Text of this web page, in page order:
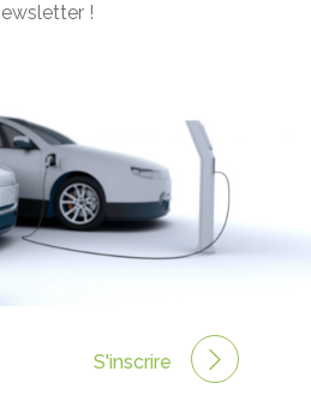
AVION
le 27 Juin 2023 à 06:00
!
S'inscrire